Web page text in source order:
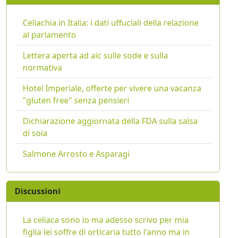
Celiachia in Italia: i dati uffuciali della relazione
al parlamento
Lettera aperta ad aic sulle sode e sulla
normativa
Hotel Imperiale, offerte per vivere una vacanza
"gluten free" senza pensieri
Dichiarazione aggiornata della FDA sulla salsa
di soia
Salmone Arrosto e Asparagi
Discussioni
La celiaca sono io ma adesso scrivo per mia
figlia lei soffre di orticaria tutto l'anno ma in